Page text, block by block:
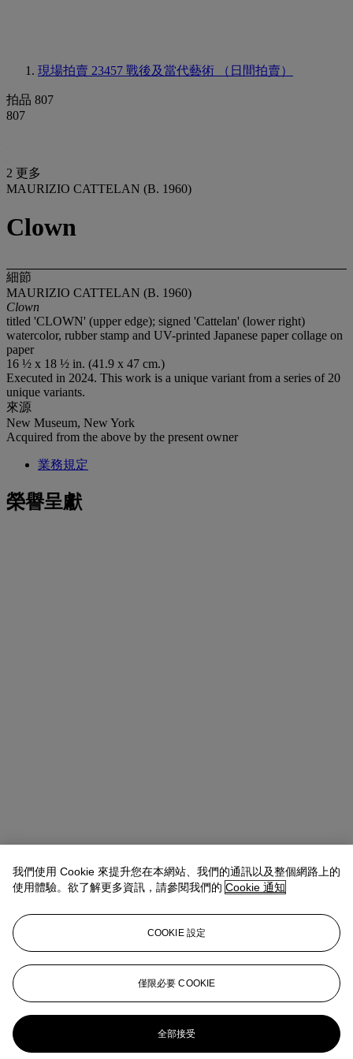
現場拍賣 23457 戰後及當代藝術 （日間拍賣）
拍品 807
807
2 更多
MAURIZIO CATTELAN (B. 1960)
Clown
細節
MAURIZIO CATTELAN (B. 1960)
Clown
titled 'CLOWN' (upper edge); signed 'Cattelan' (lower right)
watercolor, rubber stamp and UV-printed Japanese paper collage on
paper
16 ½ x 18 ½ in. (41.9 x 47 cm.)
Executed in 2024. This work is a unique variant from a series of 20
unique variants.
來源
New Museum, New York
Acquired from the above by the present owner
業務規定
榮譽呈獻
Allison ImmergutVice President, Specialist, Co-Head of Day Sale
查閱狀況報告或聯絡我們查詢更多拍品資料
aimmergut@christies.com
登入
瀏覽狀況報告
更多來自 戰後及當代藝術 （日間拍賣）
我們使用 Cookie 來提升您在本網站、我們的通訊以及整個網路上的
使用體驗。欲了解更多資訊，請參閱我們的 Cookie 通知
COOKIE 設定
僅限必要 COOKIE
全部接受